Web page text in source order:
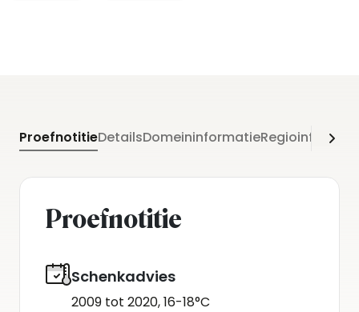
ProefnotitieDetailsDomeininformatie
Proefnotitie
Schenkadvies
2009 tot 2020, 16-18°C